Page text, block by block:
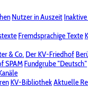
Nutzer in Auszeit
Fremdsprachige Texte
& Co. Der KV-Friedhof
SPAM Fundgrube "Deutsch"
KV-BibliothekAktuelle